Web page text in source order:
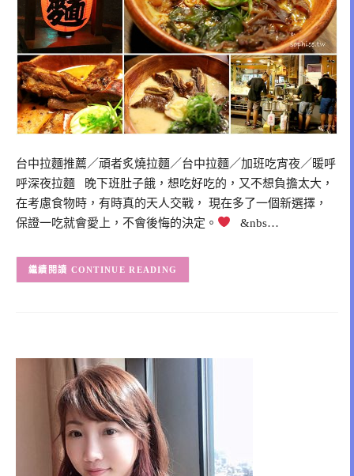
台中拉麵推薦／頑者炙燒拉麵／台中拉麵／加班吃宵夜／暖呼
呼深夜拉麵 晚下班肚子餓，想吃好吃的，又不想負擔太大，
在考慮食物時，有時真的天人交戰， 現在多了一個新選擇，
保證一吃就會愛上，不會後悔的決定。
&nbs…
CONTINUE READING